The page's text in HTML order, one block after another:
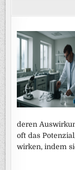
deren
oft das
wirken, indem